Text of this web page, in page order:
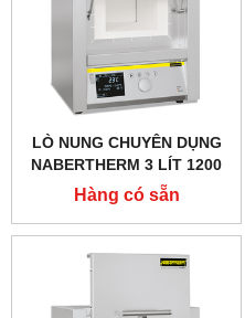
LÒ NUNG CHUYÊN DỤNG
NABERTHERM 3 LÍT 1200
ĐỘ
Hàng có sẵn